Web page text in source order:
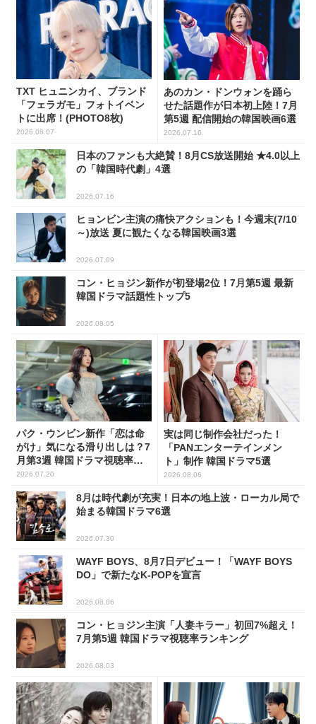
TXT ヒュニンカイ、ブランド
「フェラガモ」フォトイベン
トに出席！(PHOTO8枚)
2026.08.07
あのカン・ドンウォンを踊ら
せた話題作が日本初上陸！7月
第5週 配信開始の韓国映画6選
2026.07.16
日本のファンも大絶賛！8月CS放送開始 ★4.0以上
の「韓国時代劇」4選
2026.07.16
ヒョンビン主演の痛快アクションも！今週末(7/10
～)放送 夏に観たくなる韓国映画3選
2026.07.09
コン・ヒョジン新作が初登場2位！7月第5週 最新
韓国ドラマ話題性トップ5
2026.08.05
パク・ウンビン新作「恋は命
がけ」気になる滑り出しは？7
月第3週 韓国ドラマ視聴率ラ
ンキング
2026.07.20
実は同じ制作会社だった！
「PANエンターテインメン
ト」制作 韓国ドラマ5選
2026.08.06
8月は時代劇が充実！日本の地上波・ローカル局で
始まる韓国ドラマ6選
2026.07.30
WAYF BOYS、8月7日デビュー！「WAYF BOYS
DO」で新たなK-POPを宣言
2026.08.06
コン・ヒョジン主演「人妻キラー」初回7%超え！
7月第5週 韓国ドラマ視聴率ランキング
2026.08.03